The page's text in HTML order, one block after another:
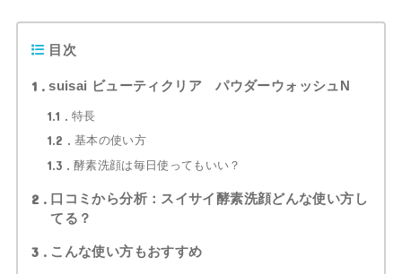
目次
1 suisai ビューティクリア パウダーウォッシュN
1.1 特長
1.2 基本の使い方
1.3 酵素洗顔は毎日使ってもいい？
2
口コミから分析：スイサイ酵素洗顔どんな使い方し
てる？
3 こんな使い方もおすすめ